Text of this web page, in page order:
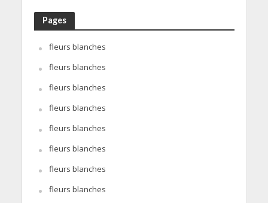
Pages
fleurs blanches
fleurs blanches
fleurs blanches
fleurs blanches
fleurs blanches
fleurs blanches
fleurs blanches
fleurs blanches